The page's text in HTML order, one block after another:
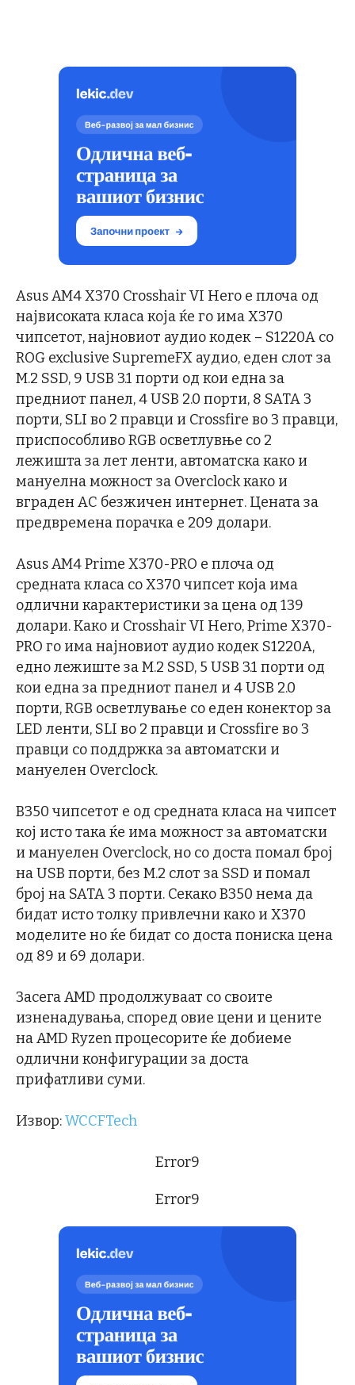
Asus AM4 X370 Crosshair VI Hero е плоча од
највисоката класа која ќе го има X370
чипсетот, најновиот аудио кодек – S1220A со
ROG exclusive SupremeFX аудио, еден слот за
M.2 SSD, 9 USB 3.1 порти од кои една за
предниот панел, 4 USB 2.0 порти, 8 SATA 3
порти, SLI во 2 правци и Crossfire во 3 правци,
приспособливо RGB осветлувње со 2
лежишта за лет ленти, автоматска како и
мануелна можност за Overclock како и
вграден AC безжичен интернет. Цената за
предвремена порачка е 209 долари.
Asus AM4 Prime X370-PRO е плоча од
средната класа со X370 чипсет која има
одлични карактеристики за цена од 139
долари. Како и Crosshair VI Hero, Prime X370-
PRO го има најновиот аудио кодек S1220A,
едно лежиште за M.2 SSD, 5 USB 3.1 порти од
кои една за предниот панел и 4 USB 2.0
порти, RGB осветлување со еден конектор за
LED ленти, SLI во 2 правци и Crossfire во 3
правци со поддржка за автоматски и
мануелен Overclock.
B350 чипсетот е од средната класа на чипсет
кој исто така ќе има можност за автоматски
и мануелен Overclock, но со доста помал број
на USB порти, без M.2 слот за SSD и помал
број на SATA 3 порти. Секако B350 нема да
бидат исто толку привлечни како и X370
моделите но ќе бидат со доста пониска цена
од 89 и 69 долари.
Засега AMD продолжуваат со своите
изненадувања, според овие цени и цените
на AMD Ryzen процесорите ќе добиеме
одлични конфигурации за доста
прифатливи суми.
Извор:WCCFTech
Error9
Error9